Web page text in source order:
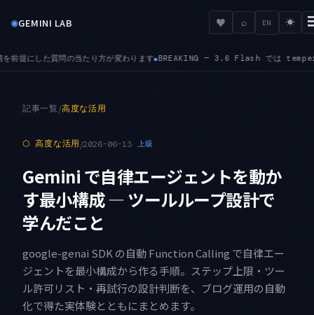
◉GEMINI LAB ♥ ⌕ EN ☀
3.6 Flash では temperature・top-K・top-P のカスタム値が無視され
記事一覧/高度な活用
⬡ 高度な活用/2026-06-13 上級
Gemini で自律エージェントを動か
す最小構成 — ツールループ設計で
学んだこと
google-genai SDK の自動 Function Calling で自律エー
ジェントを最小構成から作る手順。ステップ上限・ツー
ル許可リスト・再試行の設計判断を、ブログ運用の自動
化で得た実体験とともにまとめます。